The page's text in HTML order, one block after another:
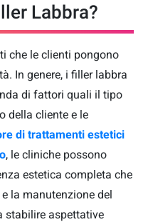
Labbra?
che le clienti pongono
In genere, i filler labbra
di fattori quali il tipo
della cliente e le
di trattamenti estetici
, le cliniche possono
estetica completa che
la manutenzione del
stabilire aspettative